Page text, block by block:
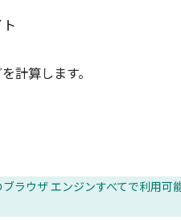
計算します。
ラウザ エンジンすべてで利用可